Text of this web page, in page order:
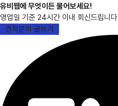
유비웹에 무엇이든 물어보세요!
영업일 기준 24시간 이내 회신드립니다
견적문의 글쓰기